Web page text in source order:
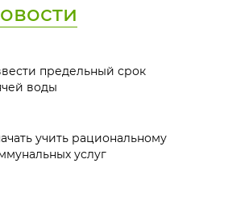
предельный срок
воды
учить рациональному
услуг